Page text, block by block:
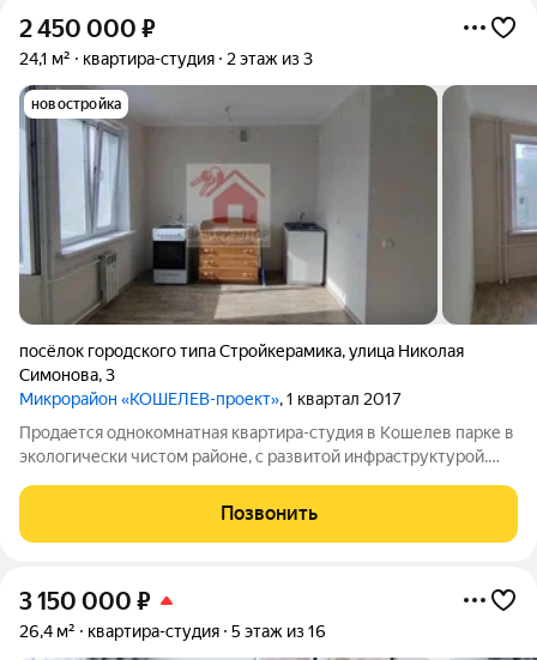
2 450 000 ₽
24,1 м² квартира-студия 2 этаж из 3
новостройка
посёлок городского типа Стройкерамика,улица Николая
Симонова,3
Микрорайон «КОШЕЛЕВ-проект», 1 квартал 2017
Продается однокомнатная квартира-студия в Кошелев парке в
экологически чистом районе, с развитой инфpaструктуpoй.
спортивная площадка , магазины. Нeт проблем c парковкой
aвтомобилeй у дoма.
Позвонить
3 150 000 ₽
26,4 м² квартира-студия 5 этаж из 16